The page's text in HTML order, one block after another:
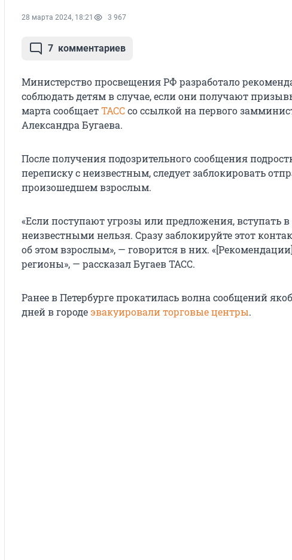
28 марта 2024, 18:21 3 967
7 комментариев
Министерство просвещения РФ разработало
соблюдать детям в случае, если они получают
марта сообщаетТАССсо ссылкой на первого
Александра Бугаева.
После получения подозрительного сообщения
переписку с неизвестным, следует заблокировать
произошедшем взрослым.
«Если поступают угрозы или предложения, вступать в
неизвестными нельзя. Сразу заблокируйте этот
об этом взрослым», — говорится в них.
регионы», — рассказал Бугаев ТАСС.
Ранее в Петербурге прокатилась волна сообщений
дней в городеэвакуировали торговые центры.